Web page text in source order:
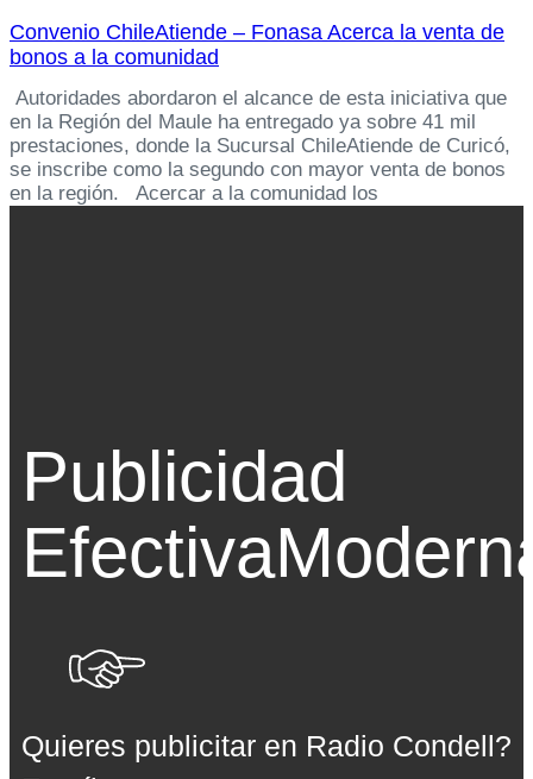
Convenio ChileAtiende – Fonasa Acerca la venta de
bonos a la comunidad
Autoridades abordaron el alcance de esta iniciativa que
en la Región del Maule ha entregado ya sobre 41 mil
prestaciones, donde la Sucursal ChileAtiende de Curicó,
se inscribe como la segundo con mayor venta de bonos
en la región. Acercar a la comunidad los
Publicidad
Efectiva
Quieres publicitar en Radio Condell?